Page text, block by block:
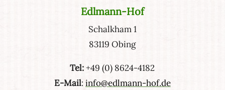
Edlmann-Hof
Schalkham 1
83119 Obing
Tel:+49 (0) 8624-4182
E-Mail: info@edlmann-hof.de